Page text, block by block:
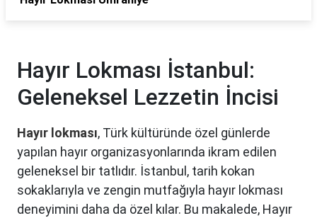
Hayır Lokması İstanbul:
Geleneksel Lezzetin İncisi
Hayır lokması, Türk kültüründe özel günlerde
yapılan hayır organizasyonlarında ikram edilen
geleneksel bir tatlıdır. İstanbul, tarih kokan
sokaklarıyla ve zengin mutfağıyla hayır lokması
deneyimini daha da özel kılar. Bu makalede, Hayır